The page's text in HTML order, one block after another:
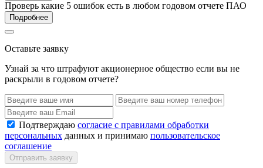
Проверь какие 5 ошибок есть в любом годовом отчете ПАО
Подробнее
Оставьте заявку
Узнай за что штрафуют акционерное общество если вы не
раскрыли в годовом отчете?
Подтверждаю согласие с правилами обработки
персональных данных и принимаю пользовательское
соглашение
Отправить заявку